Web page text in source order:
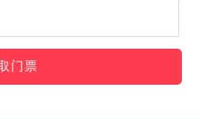
门票